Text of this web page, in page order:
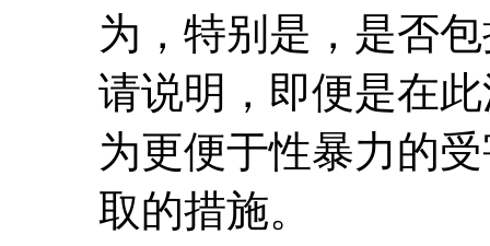
为，特别是，是否
请说明，即便是在
为更便于性暴力的
取的措施。